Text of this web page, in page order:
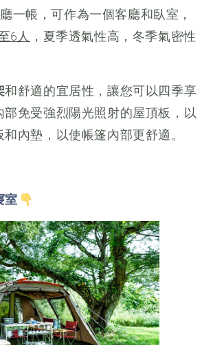
一帳，可作為一個客廳和臥室，
6人
，夏季透氣性高，冬季氣密性
和舒適的宜居性，讓您可以四季享
部免受強烈陽光照射的屋頂板，以
內墊，以使帳篷內部更舒適。
室